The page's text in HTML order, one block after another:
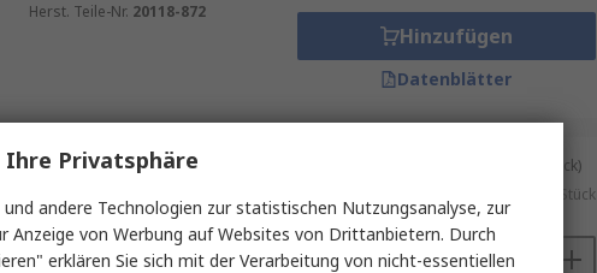
Herst. Teile-Nr. 20118-872
Hinzufügen
Datenblätter
Beim Hersteller auf Lager
Phoenix Contact Aluminium
DIN-Hutschiene Ungelocht, H.
15 mm B. 35mm, L. 250 mm
Zwischensumme (1 Packung mit 20 Stück)
6,385 €/Stück
Menge
Privatsphäre
andere Technologien zur statistischen Nutzungsanalyse, zur
Anzeige von Werbung auf Websites von Drittanbietern. Durch
erklären Sie sich mit der Verarbeitung von nicht-essentiellen